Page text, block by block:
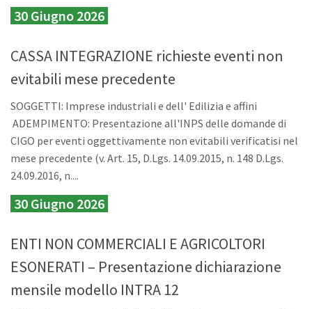
30 Giugno 2026
CASSA INTEGRAZIONE richieste eventi non
evitabili mese precedente
SOGGETTI: Imprese industriali e dell' Edilizia e affini
ADEMPIMENTO: Presentazione all'INPS delle domande di
CIGO per eventi oggettivamente non evitabili verificatisi nel
mese precedente (v. Art. 15, D.Lgs. 14.09.2015, n. 148 D.Lgs.
24.09.2016, n....
30 Giugno 2026
ENTI NON COMMERCIALI E AGRICOLTORI
ESONERATI – Presentazione dichiarazione
mensile modello INTRA 12